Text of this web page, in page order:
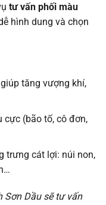
tư vấn phối màu
hình dung và chọn
tăng vượng khí,
cực (bão tố, cô đơn,
trưng cát lợi: núi non,
Sơn Dầu sẽ tư vấn